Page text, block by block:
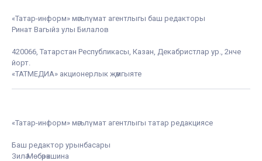
«Татар-информ» мәгълүмат агентлыгы баш редакторы
Ринат Вагыйз улы Билалов
420066, Татарстан Республикасы, Казан, Декабристлар ур., 2нче
йорт.
«ТАТМЕДИА» акционерлык җәмгыяте
«Татар-информ» мәгълүмат агентлыгы татар редакциясе
Баш редактор урынбасары
Зилә Мөбәрәкшина